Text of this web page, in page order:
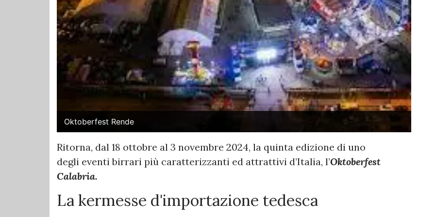
Oktoberfest Rende
Ritorna, dal 18 ottobre al 3 novembre 2024, la quinta edizione di uno
degli eventi birrari più caratterizzanti ed attrattivi d’Italia, l’Oktoberfest
Calabria.
La kermesse d'importazione tedesca